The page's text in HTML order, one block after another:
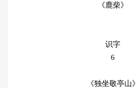
《鹿柴》
识字
6
《独坐敬亭山》